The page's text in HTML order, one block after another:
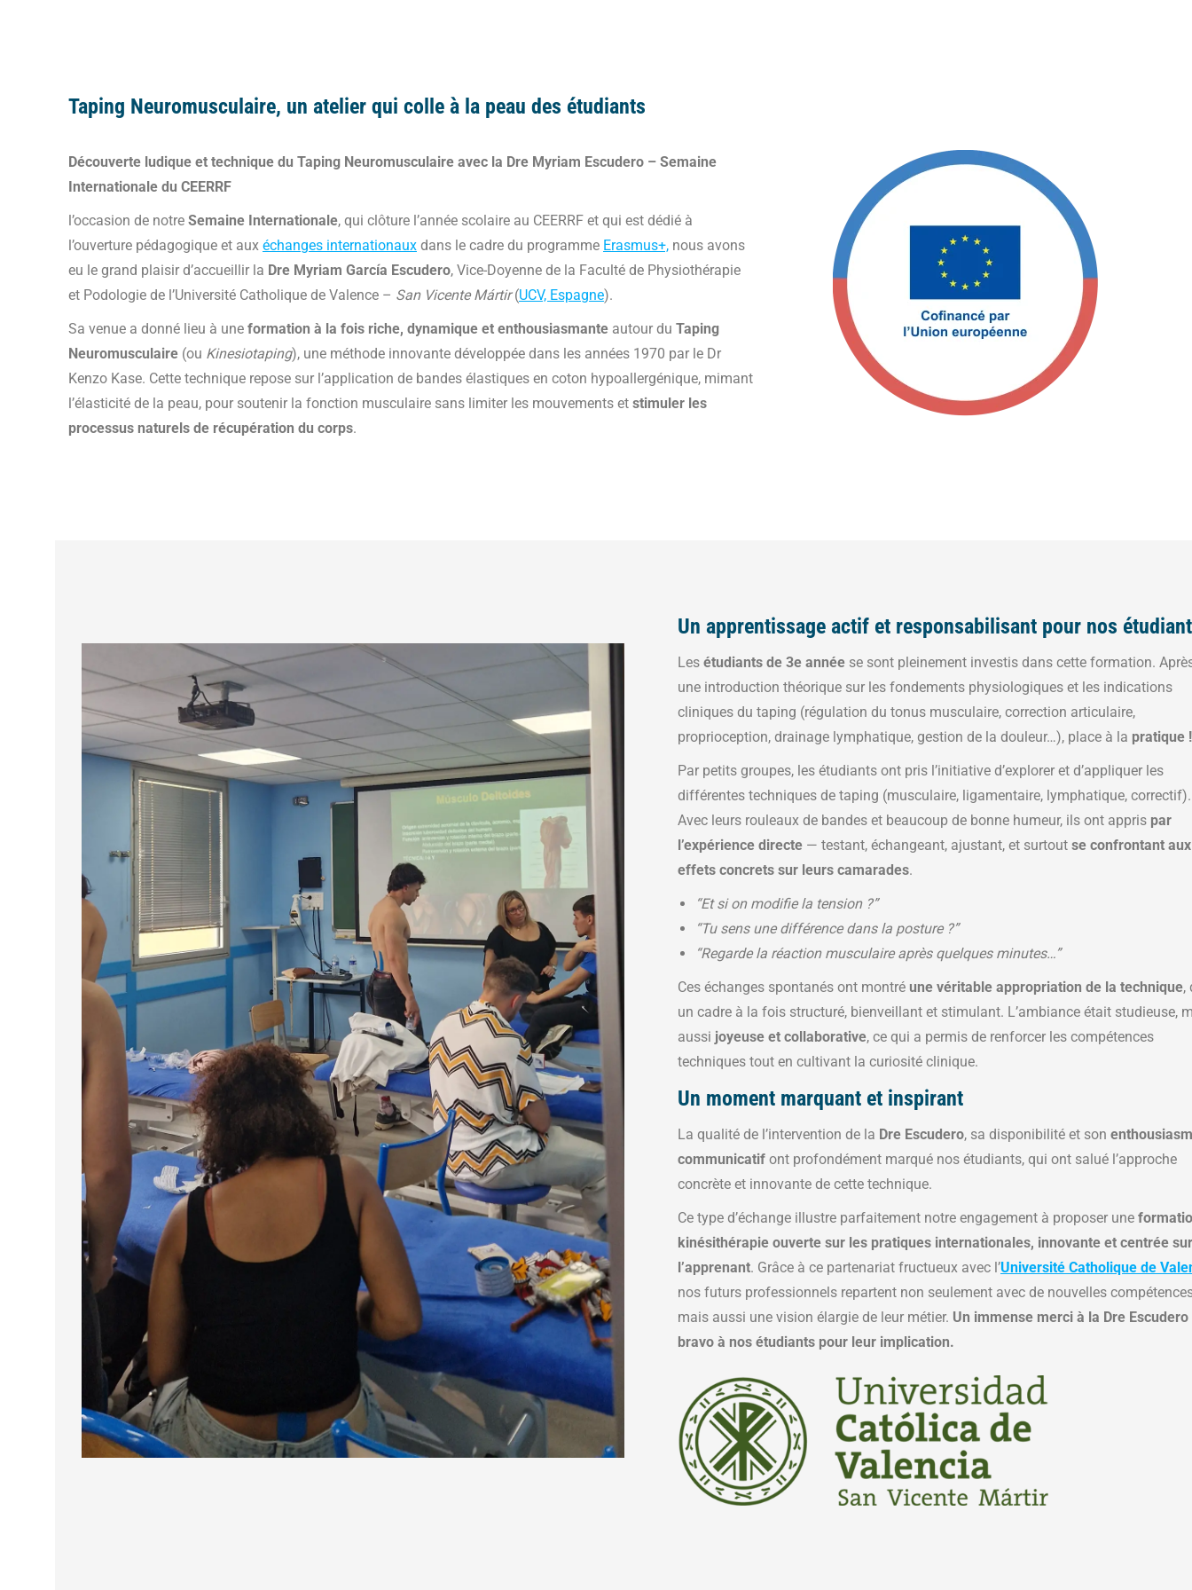
Taping Neuromusculaire, un atelier qui colle à la peau des étudiants
Découverte ludique et technique du Taping Neuromusculaire avec la Dre Myriam Escudero – Semaine
Internationale du CEERRF
l’occasion de notre Semaine Internationale, qui clôture l’année scolaire au CEERRF et qui est dédié à
l’ouverture pédagogique et aux échanges internationaux dans le cadre du programme Erasmus+, nous avons
eu le grand plaisir d’accueillir la Dre Myriam García Escudero, Vice-Doyenne de la Faculté de Physiothérapie
et Podologie de l’Université Catholique de Valence – San Vicente Mártir(UCV, Espagne).
Sa venue a donné lieu à une formation à la fois riche, dynamique et enthousiasmante autour du Taping
Neuromusculaire (ou Kinesiotaping), une méthode innovante développée dans les années 1970 par le Dr
Kenzo Kase. Cette technique repose sur l’application de bandes élastiques en coton hypoallergénique, mimant
l’élasticité de la peau, pour soutenir la fonction musculaire sans limiter les mouvements et stimuler les
processus naturels de récupération du corps.
Un apprentissage actif et responsabilisant pour nos
Les étudiants de 3e année se sont pleinement investis dans cette formation.
une introduction théorique sur les fondements physiologiques et les indications
cliniques du taping (régulation du tonus musculaire, correction articulaire,
proprioception, drainage lymphatique, gestion de la douleur…), place à la pratique !
Par petits groupes, les étudiants ont pris l’initiative d’explorer et d’appliquer les
différentes techniques de taping (musculaire, ligamentaire, lymphatique, correctif).
Avec leurs rouleaux de bandes et beaucoup de bonne humeur, ils ont appris par
l’expérience directe — testant, échangeant, ajustant, et surtout se confrontant aux
effets concrets sur leurs camarades.
“Et si on modifie la tension ?”
“Tu sens une différence dans la posture ?”
“Regarde la réaction musculaire après quelques minutes…”
Ces échanges spontanés ont montré une véritable appropriation de la technique,
un cadre à la fois structuré, bienveillant et stimulant. L’ambiance était studieuse,
aussi joyeuse et collaborative, ce qui a permis de renforcer les compétences
techniques tout en cultivant la curiosité clinique.
Un moment marquant et inspirant
La qualité de l’intervention de la Dre Escudero, sa disponibilité et son
communicatif ont profondément marqué nos étudiants, qui ont salué l’approche
concrète et innovante de cette technique.
Ce type d’échange illustre parfaitement notre engagement à proposer une
kinésithérapie ouverte sur les pratiques internationales, innovante et centrée sur
l’apprenant. Grâce à ce partenariat fructueux avec l’Université Catholique de
nos futurs professionnels repartent non seulement avec de nouvelles
mais aussi une vision élargie de leur métier. Un immense merci à la Dre Escudero
bravo à nos étudiants pour leur implication.